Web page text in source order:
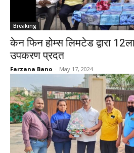
Breaking
केन फिन होम्स लिमटेड द्वारा
उपकरण प्रदत
Farzana Bano - May 17, 2024